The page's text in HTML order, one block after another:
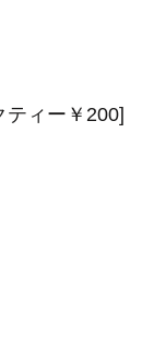
ィー￥200]